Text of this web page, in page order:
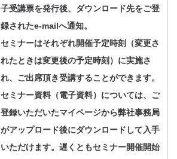
子受講票を発行後、ダウンロード先をご登
録されたe-mailへ通知。
セミナーはそれぞれ開催予定時刻（変更さ
れたときは変更後の予定時刻）に実施さ
れ、ご出席頂き受講することができます。
セミナー資料（電子資料）については、ご
登録いただいたマイページから弊社事務局
がアップロード後にダウンロードして入手
いただけます。遅くともセミナー開催開始